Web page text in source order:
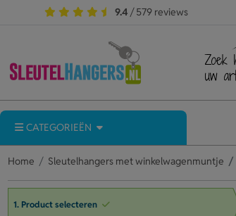
9.4 / 579 reviews
CATEGORIEËN
Home Sleutelhangers met winkelwagenmuntje
1. Product selecteren